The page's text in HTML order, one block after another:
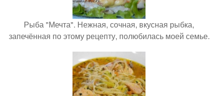
Рыба "Мечта". Нежная, сочная, вкусная рыбка,
запечённая по этому рецепту, полюбилась моей семье.